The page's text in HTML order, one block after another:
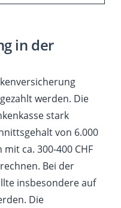
in der
werden. Die
stark
von 6.000
ca. 300-400 CHF
Bei der
insbesondere auf
Die